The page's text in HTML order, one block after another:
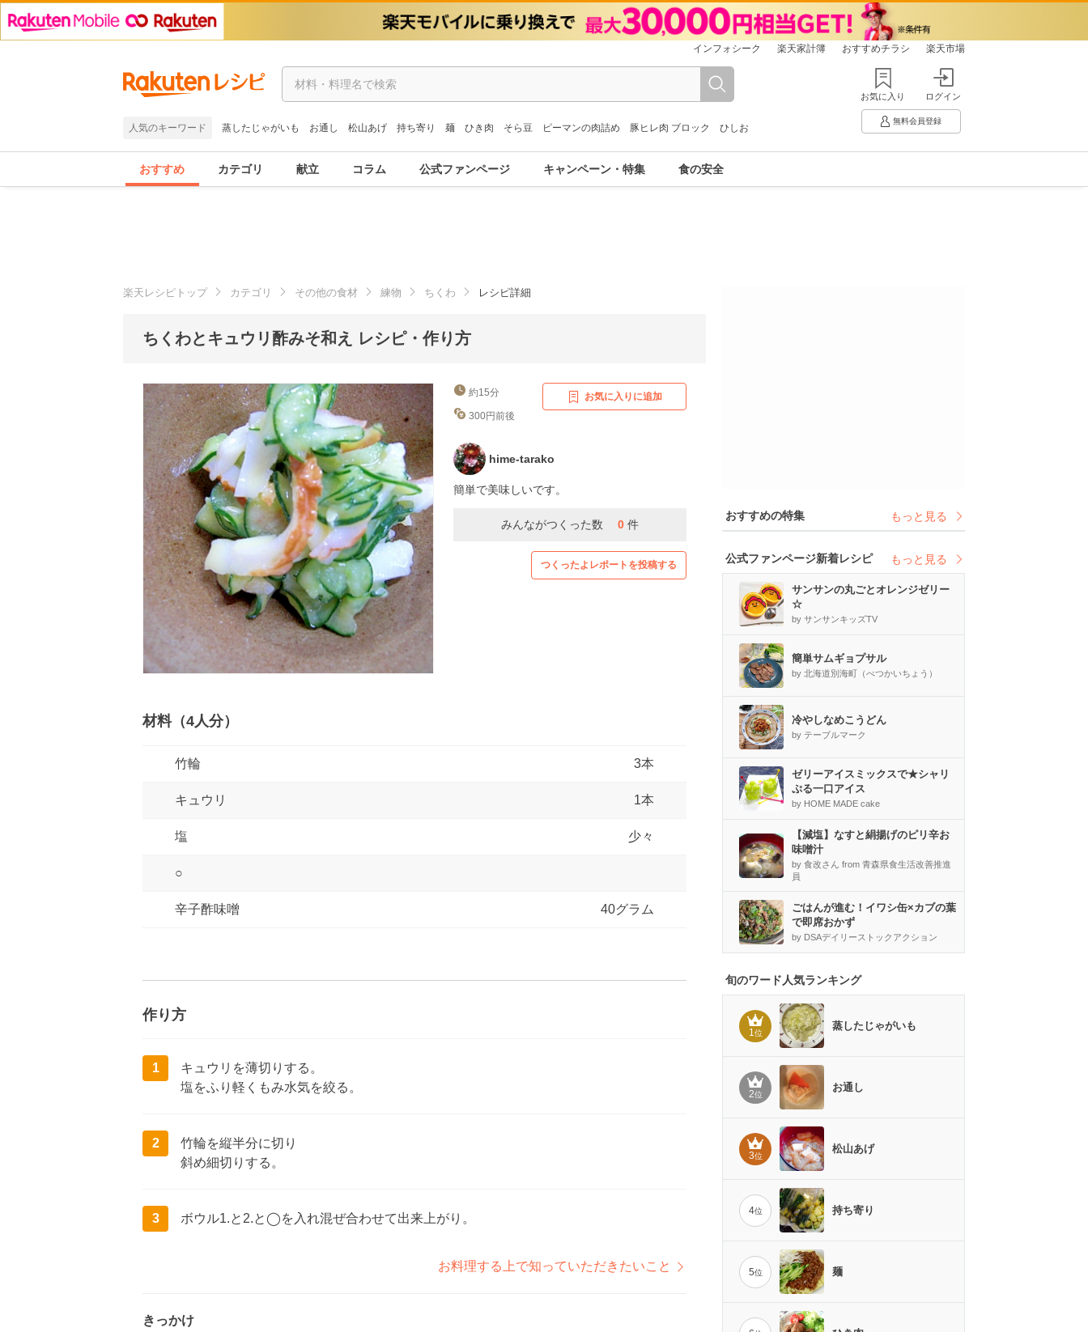
インフォシーク 楽天家計簿 おすすめチラシ 楽天市場
人気のキーワード 蒸したじゃがいも お通し 松山あげ 持ち寄り 麺 ひき肉 そら豆 ピーマンの肉詰め 豚ヒレ肉 ブロック ひしお
お気に入り ログイン
無料会員登録
おすすめ カテゴリ 献立 コラム 公式ファンページ キャンペーン・特集 食の安全
楽天レシピトップ カテゴリ その他の食材 練物 ちくわ レシピ詳細
ちくわとキュウリ酢みそ和え レシピ・作り方
約15分
300円前後
お気に入りに追加
hime-tarako
簡単で美味しいです。
みんながつくった数 0 件
つくったよレポートを投稿する
材料（4人分）
竹輪 3本
キュウリ 1本
塩 少々
○
辛子酢味噌 40グラム
作り方
1
キュウリを薄切りする。
塩をふり軽くもみ水気を絞る。
2
竹輪を縦半分に切り
斜め細切りする。
3 ボウル1.と2.と◯を入れ混ぜ合わせて出来上がり。
お料理する上で知っていただきたいこと
きっかけ
おすすめの特集 もっと見る
公式ファンページ新着レシピ もっと見る
サンサンの丸ごとオレンジゼリー
☆
by サンサンキッズTV
簡単サムギョプサル
by 北海道別海町（べつかいちょう）
冷やしなめこうどん
by テーブルマーク
ゼリーアイスミックスで★シャリ
ぷる一口アイス
by HOME MADE cake
【減塩】なすと絹揚げのピリ辛お
味噌汁
by 食改さん from 青森県食生活改善推進
員
ごはんが進む！イワシ缶×カブの葉
で即席おかず
by DSAデイリーストックアクション
旬のワード人気ランキング
1位
蒸したじゃがいも
2位
お通し
3位
松山あげ
4位 持ち寄り
5位 麺